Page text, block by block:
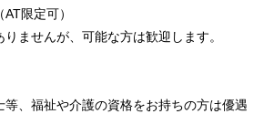
限定可）
ませんが、可能な方は歓迎します。
、福祉や介護の資格をお持ちの方は優遇